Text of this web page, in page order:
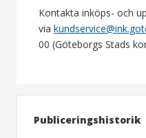
Kontakta inköps- och
via
00 (Göteborgs Stads
Publiceringshistorik